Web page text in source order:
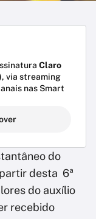
Claro
, via streaming
nas Smart
do
desta 6ª
do auxílio
recebido